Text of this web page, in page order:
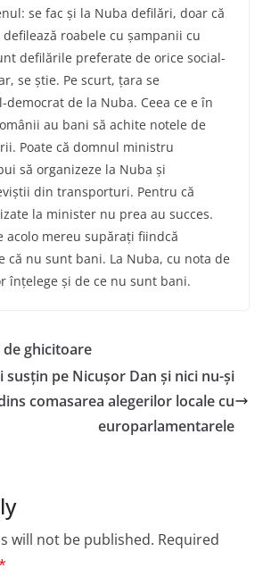
se fac și la Nuba defilări, doar că
roabele cu șampanii cu
defilările preferate de orice social-
se știe. Pe scurt, țara se
democrat de la Nuba. Ceea ce e în
au bani să achite notele de
Poate că domnul ministru
să organizeze la Nuba și
din transporturi. Pentru că
la minister nu prea au succes.
acolo mereu supărați fiindcă
că nu sunt bani. La Nuba, cu nota de
înțelege și de ce nu sunt bani.
de ghicitoare
susțin pe Nicușor Dan și nici nu-și
comasarea alegerilor locale cu
europarlamentarele
will not be published. Required